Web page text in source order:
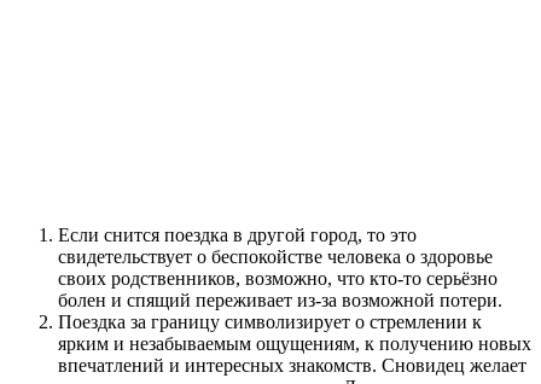
Если снится поездка в другой город, то это
свидетельствует о беспокойстве человека о здоровье
своих родственников, возможно, что кто-то серьёзно
болен и спящий переживает из-за возможной потери.
Поездка за границу символизирует о стремлении к
ярким и незабываемым ощущениям, к получению новых
впечатлений и интересных знакомств. Сновидец желает